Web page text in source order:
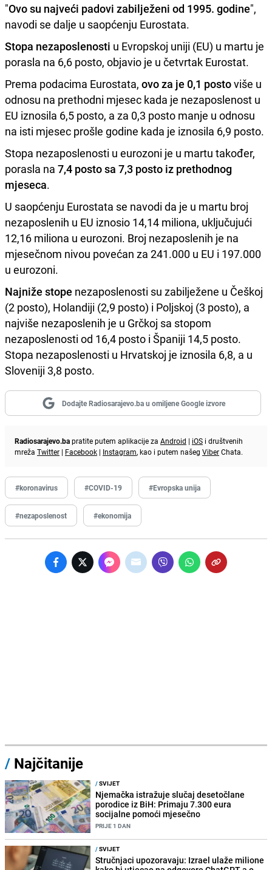
"Ovo su najveći padovi zabilježeni od 1995. godine",
navodi se dalje u saopćenju Eurostata.
Stopa nezaposlenosti u Evropskoj uniji (EU) u martu je
porasla na 6,6 posto, objavio je u četvrtak Eurostat.
Prema podacima Eurostata, ovo za je 0,1 postoviše u
odnosu na prethodni mjesec kada je nezaposlenost u
EU iznosila 6,5 posto, a za 0,3 posto manje u odnosu
na isti mjesec prošle godine kada je iznosila 6,9 posto.
Stopa nezaposlenosti u eurozoni je u martu također,
porasla na 7,4 posto sa 7,3 posto iz prethodnog
mjeseca.
U saopćenju Eurostata se navodi da je u martu broj
nezaposlenih u EU iznosio 14,14 miliona, uključujući
12,16 miliona u eurozoni. Broj nezaposlenih je na
mjesečnom nivou povećan za 241.000 u EU i 197.000
u eurozoni.
Najniže stope nezaposlenosti su zabilježene u Češkoj
(2 posto), Holandiji (2,9 posto) i Poljskoj (3 posto), a
najviše nezaposlenih je u Grčkoj sa stopom
nezaposlenosti od 16,4 posto i Španiji 14,5 posto.
Stopa nezaposlenosti u Hrvatskoj je iznosila 6,8, a u
Sloveniji 3,8 posto.
Dodajte Radiosarajevo.ba u omiljene Google izvore
Radiosarajevo.bapratite putem aplikacije za Android | iOS i društvenih
mreža Twitter | Facebook | Instagram, kao i putem našeg ViberChata.
#koronavirus #COVID-19 #Evropska unija
#nezaposlenost #ekonomija
/ Najčitanije
/SVIJET
Njemačka istražuje slučaj desetočlane
porodice iz BiH: Primaju 7.300 eura
socijalne pomoći mjesečno
PRIJE 1 DAN
/SVIJET
Stručnjaci upozoravaju: Izrael ulaže milione